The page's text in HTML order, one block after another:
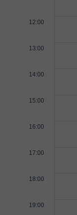
12:00
13:00
14:00
15:00
16:00
17:00
18:00
19:00